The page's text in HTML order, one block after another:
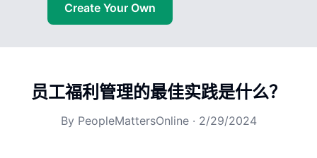
Create Your Own
员工福利管理的最佳实践是什么？
By PeopleMattersOnline· 2/29/2024